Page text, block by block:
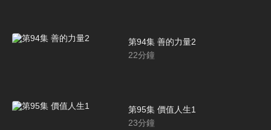
第94集 善的力量2
22分鐘
第95集 價值人生1
23分鐘